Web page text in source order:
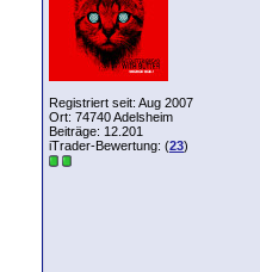
Registriert seit: Aug 2007
Ort: 74740 Adelsheim
Beiträge: 12.201
iTrader-Bewertung: (23)